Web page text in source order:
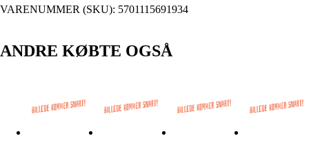
VARENUMMER (SKU): 5701115691934
ANDRE KØBTE OGSÅ